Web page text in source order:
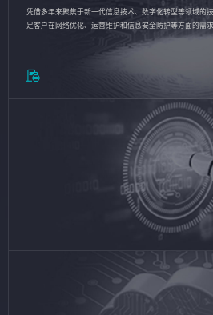
凭借多年来聚焦于新一代信息技术、数字化转型等领域的
足客户在网络优化、运营维护和信息安全防护等方面的需